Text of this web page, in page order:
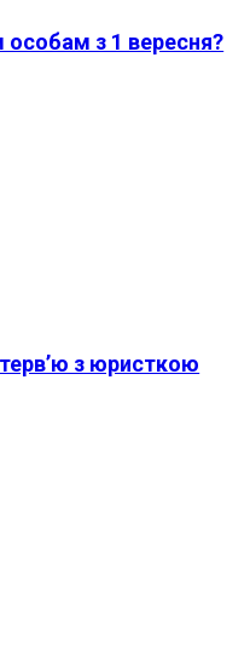
особам з 1 вересня?
з юристкою